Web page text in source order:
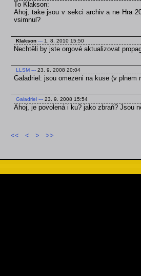
To Klakson:
Ahoj, take jsou v sekci archiv a ne Hra
vsimnul?
Klakson --- 1. 8. 2010 15:50
Nechtěli by jste orgové aktualizovat
LLSM --- 23. 9. 2008 20:04
Galadriel: jsou omezeni na kuse (v plnem
Galadriel --- 23. 9. 2008 15:54
Ahoj, je povolená i ku? jako zbraň? Jsou
<< < > >>